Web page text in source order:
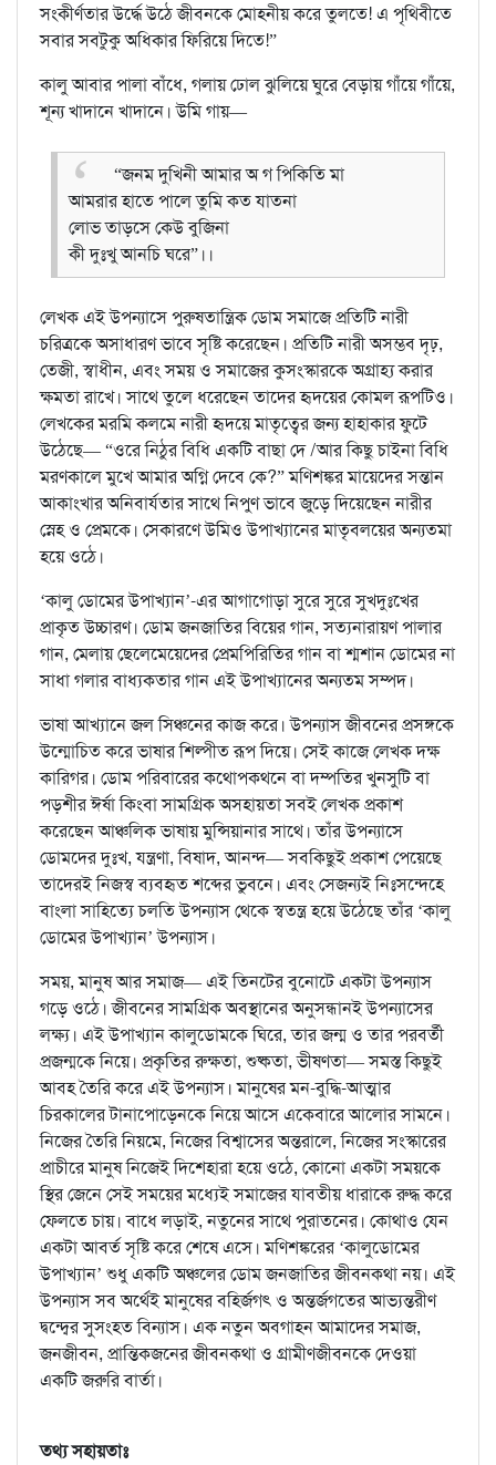
সংকীর্ণতার উর্দ্ধে উঠে জীবনকে মোহনীয় করে তুলতে! এ পৃথিবীতে
সবার সবটুকু অধিকার ফিরিয়ে দিতে!”
কালু আবার পালা বাঁধে, গলায় ঢোল ঝুলিয়ে ঘুরে বেড়ায় গাঁয়ে গাঁয়ে,
শূন্য খাদানে খাদানে। উমি গায়—
“জনম দুখিনী আমার অ গ পিকিতি মা
আমরার হাতে পালে তুমি কত যাতনা
লোভ তাড়সে কেউ বুজিনা
কী দুঃখু আনচি ঘরে”।।
লেখক এই উপন্যাসে পুরুষতান্ত্রিক ডোম সমাজে প্রতিটি নারী
চরিত্রকে অসাধারণ ভাবে সৃষ্টি করেছেন। প্রতিটি নারী অসম্ভব দৃঢ়,
তেজী, স্বাধীন, এবং সময় ও সমাজের কুসংস্কারকে অগ্রাহ্য করার
ক্ষমতা রাখে। সাথে তুলে ধরেছেন তাদের হৃদয়ের কোমল রূপটিও।
লেখকের মরমি কলমে নারী হৃদয়ে মাতৃত্বের জন্য হাহাকার ফুটে
উঠেছে— “ওরে নিঠুর বিধি একটি বাছা দে /আর কিছু চাইনা বিধি
মরণকালে মুখে আমার অগ্নি দেবে কে?” মণিশঙ্কর মায়েদের সন্তান
আকাংখার অনিবার্যতার সাথে নিপুণ ভাবে জুড়ে দিয়েছেন নারীর
স্নেহ ও প্রেমকে। সেকারণে উমিও উপাখ্যানের মাতৃবলয়ের অন্যতমা
হয়ে ওঠে।
‘কালু ডোমের উপাখ্যান’-এর আগাগোড়া সুরে সুরে সুখদুঃখের
প্রাকৃত উচ্চারণ। ডোম জনজাতির বিয়ের গান, সত্যনারায়ণ পালার
গান, মেলায় ছেলেমেয়েদের প্রেমপিরিতির গান বা শ্মশান ডোমের না
সাধা গলার বাধ্যকতার গান এই উপাখ্যানের অন্যতম সম্পদ।
ভাষা আখ্যানে জল সিঞ্চনের কাজ করে। উপন্যাস জীবনের প্রসঙ্গকে
উন্মোচিত করে ভাষার শিল্পীত রূপ দিয়ে। সেই কাজে লেখক দক্ষ
কারিগর। ডোম পরিবারের কথোপকথনে বা দম্পতির খুনসুটি বা
পড়শীর ঈর্ষা কিংবা সামগ্রিক অসহায়তা সবই লেখক প্রকাশ
করেছেন আঞ্চলিক ভাষায় মুন্সিয়ানার সাথে। তাঁর উপন্যাসে
ডোমদের দুঃখ, যন্ত্রণা, বিষাদ, আনন্দ— সবকিছুই প্রকাশ পেয়েছে
তাদেরই নিজস্ব ব্যবহৃত শব্দের ভুবনে। এবং সেজন্যই নিঃসন্দেহে
বাংলা সাহিত্যে চলতি উপন্যাস থেকে স্বতন্ত্র হয়ে উঠেছে তাঁর ‘কালু
ডোমের উপাখ্যান’ উপন্যাস।
সময়, মানুষ আর সমাজ— এই তিনটের বুনোটে একটা উপন্যাস
গড়ে ওঠে। জীবনের সামগ্রিক অবস্থানের অনুসন্ধানই উপন্যাসের
লক্ষ্য। এই উপাখ্যান কালুডোমকে ঘিরে, তার জন্ম ও তার পরবর্তী
প্রজন্মকে নিয়ে। প্রকৃতির রুক্ষতা, শুষ্কতা, ভীষণতা— সমস্ত কিছুই
আবহ তৈরি করে এই উপন্যাস। মানুষের মন-বুদ্ধি-আত্মার
চিরকালের টানাপোড়েনকে নিয়ে আসে একেবারে আলোর সামনে।
নিজের তৈরি নিয়মে, নিজের বিশ্বাসের অন্তরালে, নিজের সংস্কারের
প্রাচীরে মানুষ নিজেই দিশেহারা হয়ে ওঠে, কোনো একটা সময়কে
স্থির জেনে সেই সময়ের মধ্যেই সমাজের যাবতীয় ধারাকে রুদ্ধ করে
ফেলতে চায়। বাধে লড়াই, নতুনের সাথে পুরাতনের। কোথাও যেন
একটা আবর্ত সৃষ্টি করে শেষে এসে। মণিশঙ্করের ‘কালুডোমের
উপাখ্যান’ শুধু একটি অঞ্চলের ডোম জনজাতির জীবনকথা নয়। এই
উপন্যাস সব অর্থেই মানুষের বহির্জগৎ ও অন্তর্জগতের আভ্যন্তরীণ
দ্বন্দ্বের সুসংহত বিন্যাস। এক নতুন অবগাহন আমাদের সমাজ,
জনজীবন, প্রান্তিকজনের জীবনকথা ও গ্রামীণজীবনকে দেওয়া
একটি জরুরি বার্তা।
তথ্য সহায়তাঃ